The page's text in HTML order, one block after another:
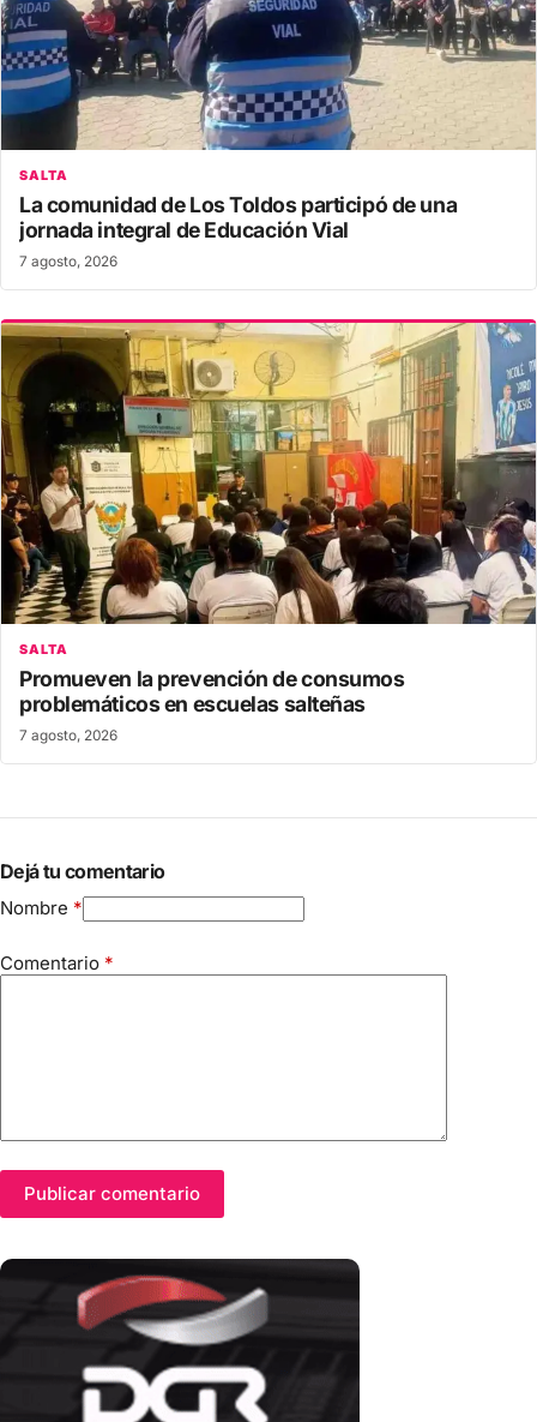
SALTA
La comunidad de Los Toldos participó de una
jornada integral de Educación Vial
7 agosto, 2026
SALTA
Promueven la prevención de consumos
problemáticos en escuelas salteñas
7 agosto, 2026
Dejá tu comentario
Nombre *
Comentario *
Publicar comentario